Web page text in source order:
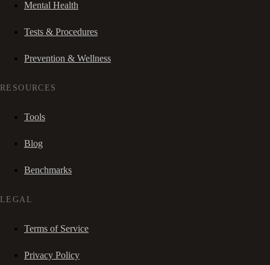
Mental Health
Tests & Procedures
Prevention & Wellness
RESOURCES
Tools
Blog
Benchmarks
LEGAL
Terms of Service
Privacy Policy